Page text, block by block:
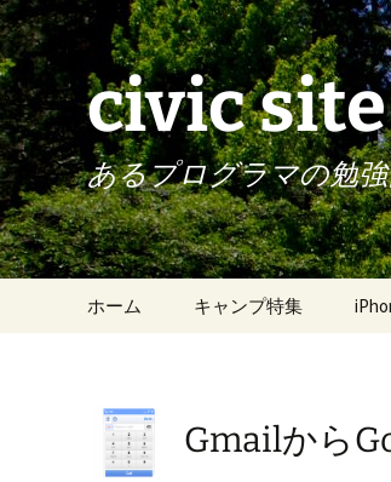
civic site
あるプログラマの勉
ホーム キャンプ特集
Gmailから